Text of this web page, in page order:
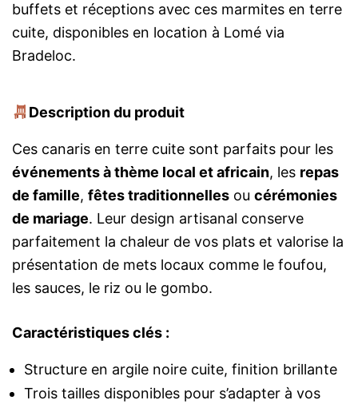
buffets et réceptions avec ces marmites en terre
cuite, disponibles en location à Lomé via
Bradeloc.
Description du produit
Ces canaris en terre cuite sont parfaits pour les
événements à thème local et africain, les repas
de famille, fêtes traditionnelles ou cérémonies
de mariage. Leur design artisanal conserve
parfaitement la chaleur de vos plats et valorise la
présentation de mets locaux comme le foufou,
les sauces, le riz ou le gombo.
Caractéristiques clés :
Structure en argile noire cuite, finition brillante
Trois tailles disponibles pour s’adapter à vos